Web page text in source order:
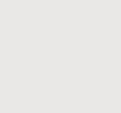
Deutschland derzeit die